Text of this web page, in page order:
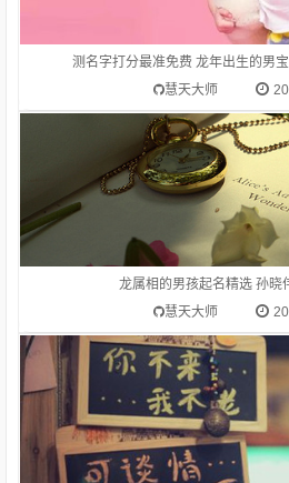
测名字打分最准免费 龙年出生的男
慧天大师
【亻】推荐而来生肖龙(辰)适合的偏
白、赤、月、鱼、酉、人、氵、钅、
解:孙（孫）sūn儿子的儿子：孙子。
外孙。侄孙（侄儿的子女）。孙子以
龙属相的男孩起名精选 孙晓
慧天大师
1.生肖龙(辰)的吉祥名字推荐-郑云朋
【月】推荐而来生肖龙(辰)适合的偏
白、赤、月、鱼、酉、人、氵、钅、
解:郑（鄭）zhèng中国周代诸侯国名
郑人买履（讽喻那些只相信教条，不